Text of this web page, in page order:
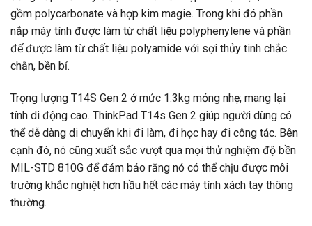
gồm polycarbonate và hợp kim magie. Trong khi đó phần
nắp máy tính được làm từ chất liệu polyphenylene và phần
đế được làm từ chất liệu polyamide với sợi thủy tinh chắc
chắn, bền bỉ.
Trọng lượng T14S Gen 2 ở mức 1.3kg mỏng nhẹ; mang lại
tính di động cao. ThinkPad T14s Gen 2 giúp người dùng có
thể dễ dàng di chuyển khi đi làm, đi học hay đi công tác. Bên
cạnh đó, nó cũng xuất sắc vượt qua mọi thử nghiệm độ bền
MIL-STD 810G để đảm bảo rằng nó có thể chịu được môi
trường khắc nghiệt hơn hầu hết các máy tính xách tay thông
thường.